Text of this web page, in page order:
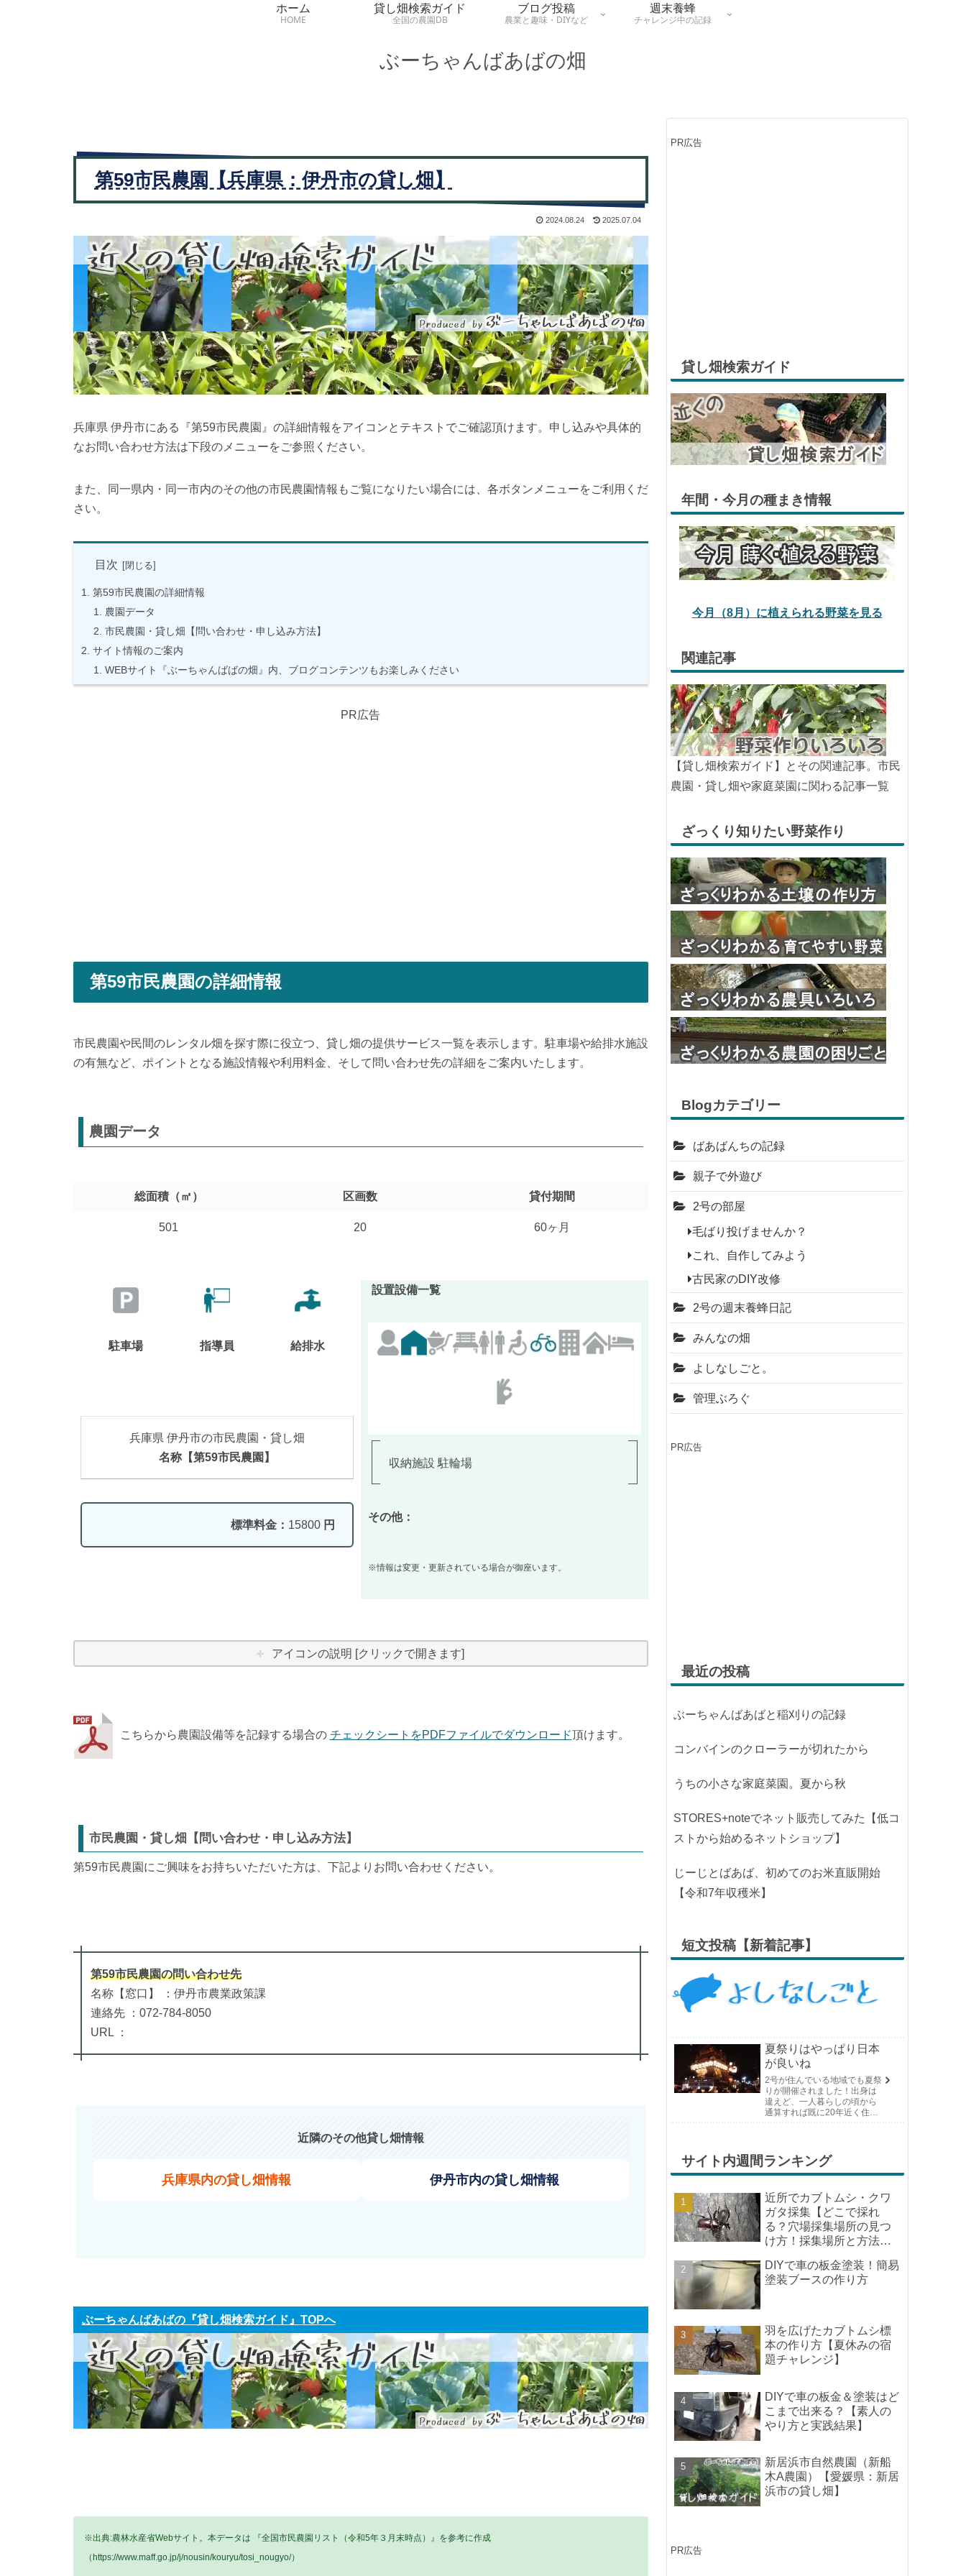
ぶーちゃんばあばの畑
ホーム
HOME
貸し畑検索ガイド
全国の農園DB
ブログ投稿
農業と趣味・DIYなど
週末養蜂
チャレンジ中の記録
第59市民農園【兵庫県：伊丹市の貸し畑】
2024.08.24 2025.07.04
兵庫県 伊丹市にある『第59市民農園』の詳細情報をアイコンとテキストでご確認頂けます。申し込みや具体的
なお問い合わせ方法は下段のメニューをご参照ください。
また、同一県内・同一市内のその他の市民農園情報もご覧になりたい場合には、各ボタンメニューをご利用くだ
さい。
目次
第59市民農園の詳細情報
農園データ
市民農園・貸し畑【問い合わせ・申し込み方法】
サイト情報のご案内
WEBサイト『ぶーちゃんばばの畑』内、ブログコンテンツもお楽しみください
PR広告
第59市民農園の詳細情報
市民農園や民間のレンタル畑を探す際に役立つ、貸し畑の提供サービス一覧を表示します。駐車場や給排水施設
の有無など、ポイントとなる施設情報や利用料金、そして問い合わせ先の詳細をご案内いたします。
農園データ
総面積（㎡） 区画数 貸付期間
501 20 60ヶ月
駐車場 指導員 給排水
兵庫県 伊丹市の市民農園・貸し畑
名称【第59市民農園】
標準料金： 15800 円
設置設備一覧
収納施設 駐輪場
その他：
※情報は変更・更新されている場合が御座います。
アイコンの説明 [クリックで開きます]
こちらから農園設備等を記録する場合の チェックシートをPDFファイルでダウンロード頂けます。
市民農園・貸し畑【問い合わせ・申し込み方法】
第59市民農園にご興味をお持ちいただいた方は、下記よりお問い合わせください。
第59市民農園の問い合わせ先
名称【窓口】 ：伊丹市農業政策課
連絡先 ：072-784-8050
URL ：
近隣のその他貸し畑情報
兵庫県内の貸し畑情報 伊丹市内の貸し畑情報
ぶーちゃんばあばの『貸し畑検索ガイド』TOPへ
※出典:農林水産省Webサイト。本データは 『全国市民農園リスト（令和5年３月末時点）』を参考に作成
（https://www.maff.go.jp/j/nousin/kouryu/tosi_nougyo/）
PR広告
貸し畑検索ガイド
年間・今月の種まき情報
今月（8月）に植えられる野菜を見る
関連記事
【貸し畑検索ガイド】とその関連記事。市民
農園・貸し畑や家庭菜園に関わる記事一覧
ざっくり知りたい野菜作り
Blogカテゴリー
ばあばんちの記録
親子で外遊び
2号の部屋
毛ばり投げませんか？
これ、自作してみよう
古民家のDIY改修
2号の週末養蜂日記
みんなの畑
よしなしごと。
管理ぶろぐ
PR広告
最近の投稿
ぶーちゃんばあばと稲刈りの記録
コンバインのクローラーが切れたから
うちの小さな家庭菜園。夏から秋
STORES+noteでネット販売してみた【低コ
ストから始めるネットショップ】
じーじとばあば、初めてのお米直販開始
【令和7年収穫米】
短文投稿【新着記事】
夏祭りはやっぱり日本
が良いね
2号が住んでいる地域でも夏祭
りが開催されました！出身は
違えど、一人暮らしの頃から
通算すれば既に20年近く住ん
す。そして、それは2号嫁も同
じようで、夏祭りが近いづい...
サイト内週間ランキング
近所でカブトムシ・クワ
ガタ採集【どこで採れ
る？穴場採集場所の見つ
け方！採集場所と方法や
DIYで車の板金塗装！簡易
塗装ブースの作り方
羽を広げたカブトムシ標
本の作り方【夏休みの宿
題チャレンジ】
DIYで車の板金＆塗装はど
こまで出来る？【素人の
やり方と実践結果】
新居浜市自然農園（新船
木A農園）【愛媛県：新居
浜市の貸し畑】
PR広告